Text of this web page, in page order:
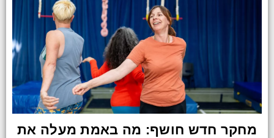
מחקר חדש חושף: מה באמת מעלה את